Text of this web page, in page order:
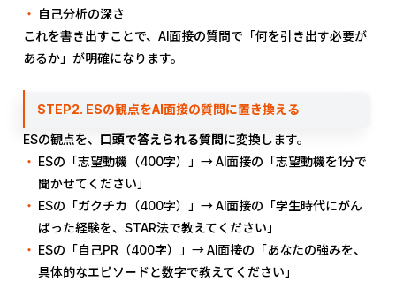
自己分析の深さ
これを書き出すことで、AI面接の質問で「何を引き出す必要が
あるか」が明確になります。
STEP2. ESの観点をAI面接の質問に置き換える
ESの観点を、 口頭で答えられる質問に変換します。
ESの「志望動機（400字）」→ AI面接の「志望動機を1分で
聞かせてください」
ESの「ガクチカ（400字）」→ AI面接の「学生時代にがん
ばった経験を、STAR法で教えてください」
ESの「自己PR（400字）」→ AI面接の「あなたの強みを、
具体的なエピソードと数字で教えてください」